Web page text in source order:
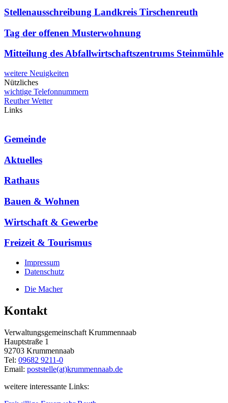
Stellenausschreibung Landkreis Tirschenreuth
Tag der offenen Musterwohnung
Mitteilung des Abfallwirtschaftszentrums Steinmühle
weitere Neuigkeiten
Nützliches
wichtige Telefonnummern
Reuther Wetter
Links
Gemeinde
Aktuelles
Rathaus
Bauen & Wohnen
Wirtschaft & Gewerbe
Freizeit & Tourismus
Impressum
Datenschutz
Die Macher
Kontakt
Verwaltungsgemeinschaft Krummennaab
Hauptstraße 1
92703 Krummennaab
Tel: 09682 9211-0
Email: poststelle(at)krummennaab.de
weitere interessante Links: